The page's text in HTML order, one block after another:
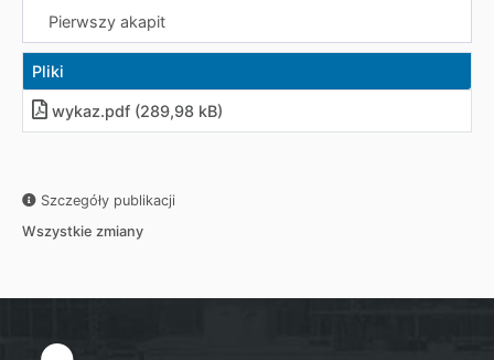
Pierwszy akapit
Pliki
wykaz.pdf (289,98 kB)
Szczegóły publikacji
Wszystkie zmiany